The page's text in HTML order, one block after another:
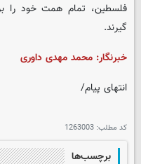
فلسطین، تمام همت خود را
گیرند.
خبرنگار: محمد مهدی داوری
انتهای پیام/
کد مطلب: 1263003
برچسب‌ها